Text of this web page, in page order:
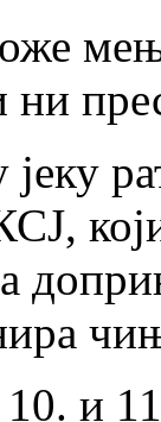
ни
и